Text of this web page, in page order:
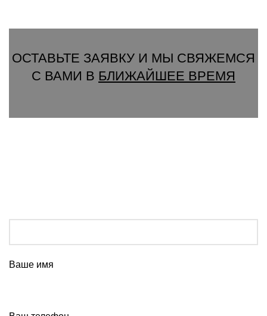
ОСТАВЬТЕ ЗАЯВКУ И МЫ СВЯЖЕМСЯ
С ВАМИ В БЛИЖАЙШЕЕ ВРЕМЯ
Ваше имя